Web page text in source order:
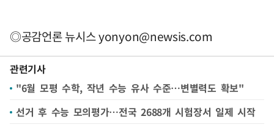
◎공감언론 뉴시스yonyon@newsis.com
관련기사
"6월 모평 수학, 작년 수능 유사 수준…변별력도 확보"
선거 후 수능 모의평가…전국 2688개 시험장서 일제 시작